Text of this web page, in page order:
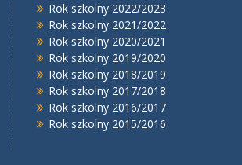
Rok szkolny 2022/2023
Rok szkolny 2021/2022
Rok szkolny 2020/2021
Rok szkolny 2019/2020
Rok szkolny 2018/2019
Rok szkolny 2017/2018
Rok szkolny 2016/2017
Rok szkolny 2015/2016